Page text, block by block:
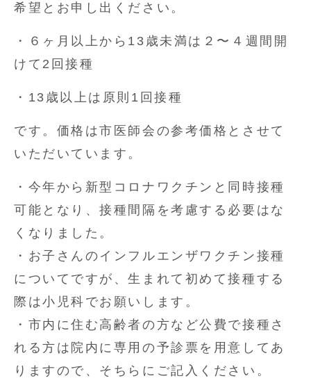
希望とお申し出ください。
・６ヶ月以上から13歳未満は２〜４週間開
けて2回接種
・13歳以上は原則1回接種
です。価格は市医師会の参考価格とさせて
いただいています。
・今年から新型コロナワクチンと同時接種
可能となり、接種間隔を考慮する必要はな
くなりました。
・お子さんのインフルエンザワクチン接種
についてですが、生まれて初めて接種する
際は小児科でお願いします。
・市内に住む高齢者の方など公費で接種さ
れる方は院内に専用の予診票を用意してあ
りますので、そちらにご記入ください。